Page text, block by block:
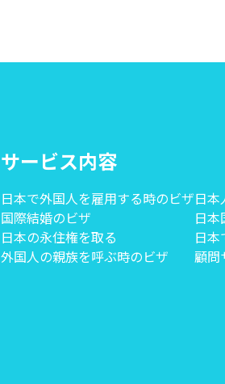
サービス内容
日本で外国人を雇用する時のビザ
国際結婚のビザ
日本の永住権を取る
外国人の親族を呼ぶ時のビザ
日
日本
日
顧問